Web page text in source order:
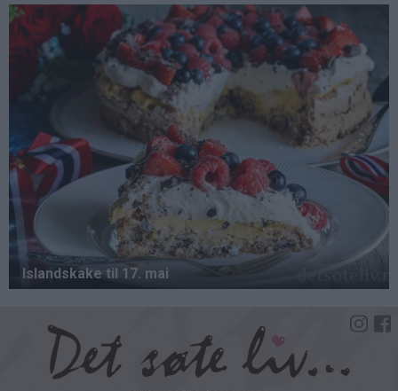
Hopp
hovedinnhold